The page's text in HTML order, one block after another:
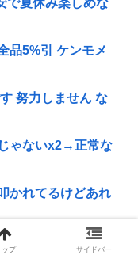
で夏休み楽しめな
品5%引 ケンモメ
努力しません な
ゃないx2→正常な
かれてるけどあれ
典当日の被爆者と
ップ サイドバー